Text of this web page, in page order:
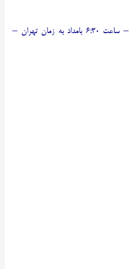
– بازی ۶۳: مصر – ایران – ساعت ۶:۳۰ بامداد به زمان تهران –